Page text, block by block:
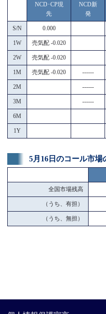
NCD･CP現
先
NCD新
発
S/N 0.000
1W 売気配 -0.020
2W 売気配 -0.020
1M 売気配 -0.020 ------
2M ------
3M ------
6M
1Y
5月16日のコール市場
全国市場残高
（うち、有担）
（うち、無担）